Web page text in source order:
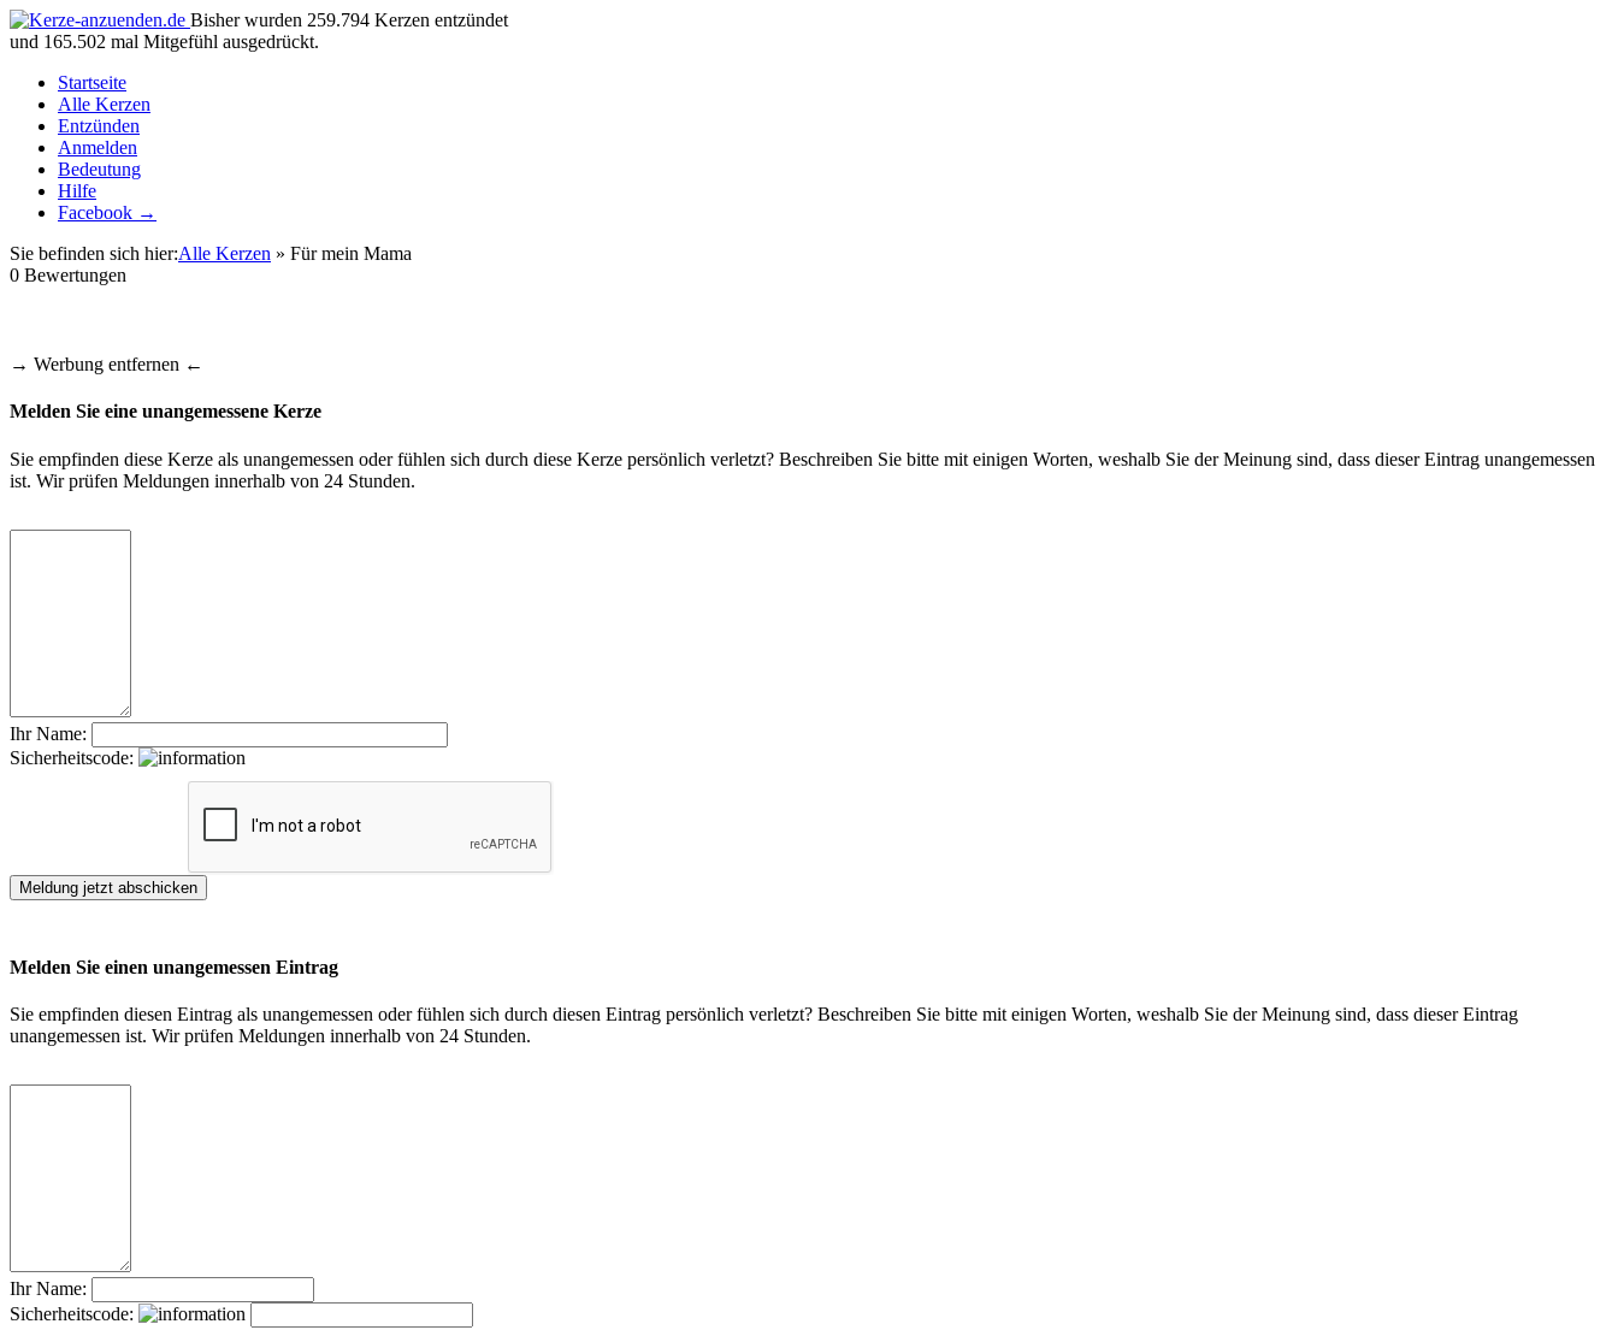
Bisher wurden 259.794 Kerzen entzündet
und 165.502 mal Mitgefühl ausgedrückt.
Startseite
Alle Kerzen
Entzünden
Anmelden
Bedeutung
Hilfe
Facebook →
Sie befinden sich hier:Alle Kerzen » Für mein Mama
0 Bewertungen
→ Werbung entfernen ←
Melden Sie eine unangemessene Kerze
Sie empfinden diese Kerze als unangemessen oder fühlen sich durch diese Kerze persönlich verletzt? Beschreiben Sie bitte mit einigen Worten, weshalb Sie der Meinung sind, dass dieser Eintrag unangemessen
ist. Wir prüfen Meldungen innerhalb von 24 Stunden.
Ihr Name:
Sicherheitscode:
Melden Sie einen unangemessen Eintrag
Sie empfinden diesen Eintrag als unangemessen oder fühlen sich durch diesen Eintrag persönlich verletzt? Beschreiben Sie bitte mit einigen Worten, weshalb Sie der Meinung sind, dass dieser Eintrag
unangemessen ist. Wir prüfen Meldungen innerhalb von 24 Stunden.
Ihr Name:
Sicherheitscode: